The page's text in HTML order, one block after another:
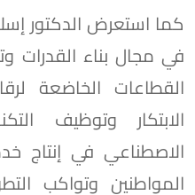
كما استعرض الدكتور
في مجال بناء القدرات
القطاعات الخاضعة
الابتكار وتوظيف
الاصطناعي في إنتاج
المواطنين وتواكب